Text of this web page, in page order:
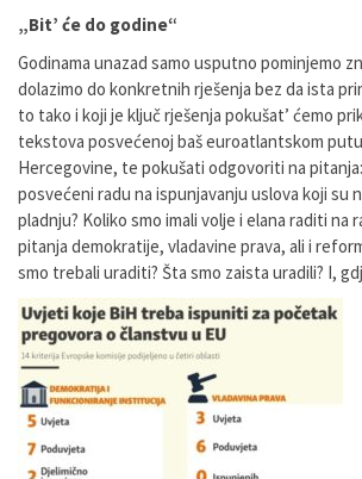
„Bit’ će do godine“
Godinama unazad samo usputno pominjemo
dolazimo do konkretnih rješenja bez da ista
to tako i koji je ključ rješenja pokušat’ ćemo
tekstova posvećenoj baš euroatlantskom
Hercegovine, te pokušati odgovoriti na
posvećeni radu na ispunjavanju uslova koji su
pladnju? Koliko smo imali volje i elana raditi na
pitanja demokratije, vladavine prava, ali i
smo trebali uraditi? Šta smo zaista uradili? I,